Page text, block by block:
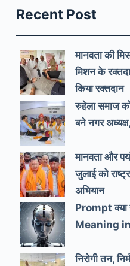
Recent Post
मानवता की
मिशन के
किया रक्तदान
रुहेला समाज
बने नगर
मानवता और
जुलाई को
अभियान
Prompt क्या
Meaning
निरोगी तन,